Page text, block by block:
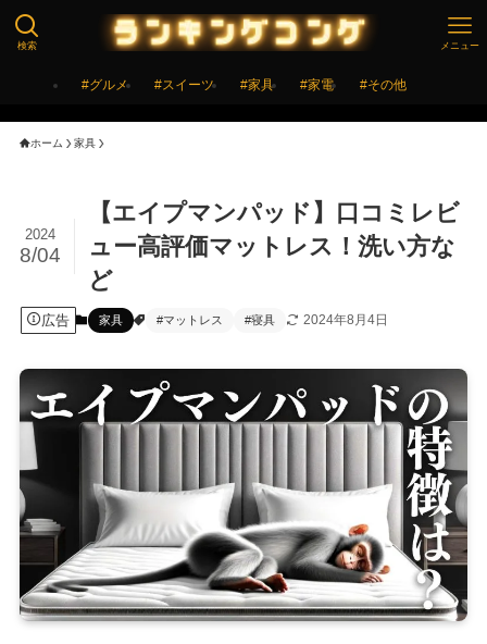
検索 メニュー
#グルメ #スイーツ #家具 #家電 #その他
ホーム 家具
【エイプマンパッド】口コミレビ
ュー高評価マットレス！洗い方な
ど
2024
8/04
広告 家具 #マットレス #寝具 2024年8月4日